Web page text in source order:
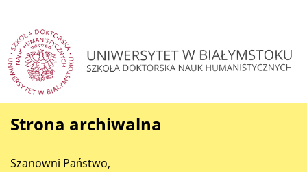
Strona archiwalna
Szanowni Państwo,